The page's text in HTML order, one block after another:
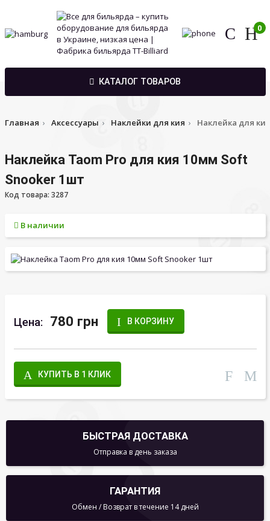
0
КАТАЛОГ ТОВАРОВ
Главная Аксессуары Наклейки для кия Наклейка для
Наклейка Taom Pro для кия 10мм Soft
Snooker 1шт
Код товара: 3287
В наличии
Цена: 780 грн В КОРЗИНУ
КУПИТЬ В 1 КЛИК
БЫСТРАЯ ДОСТАВКА
Отправка в день заказа
ГАРАНТИЯ
Обмен / Возврат в течение 14 дней